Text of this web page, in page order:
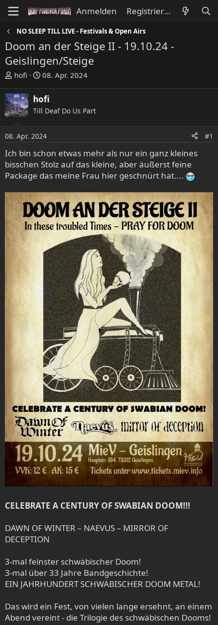
Anmelden Registrieren
NO SLEEP TILL LIVE - Festivals & Open Airs
Doom an der Steige II - 19.10.24 -
Geislingen/Steige
E
s
t
e
l
r
hofi
E
s
t
e
l
l
a
m
08. Apr. 2024
hofi
Till Deaf Do Us Part
08. Apr. 2024 #1
Ich bin schon etwas mehr als nur ein ganz kleines
bisschen Stolz auf das kleine, aber äußerst feine
Package das meine Frau hier geschnürt hat....
CELEBRATE A CENTURY OF SWABIAN DOOM!!!
DAWN OF WINTER – NAEVUS – MIRROR OF
DECEPTION
3-mal feinster schwäbischer Doom!
3-mal über 33 Jahre Bandgeschichte!
EIN JAHRHUNDERT SCHWÄBISCHER DOOM METAL!
Das wird ein Fest, von vielen lange ersehnt, an einem
Abend vereint - die Trilogie des schwäbischen Dooms!